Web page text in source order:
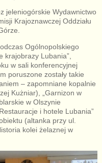
jeleniogórskie Wydawnictwo
Krajoznawczej Oddziału
Ogólnopolskiego
krajobrazy Lubania”,
w sali konferencyjnej
poruszone zostały takie
– zapomniane kopalnie
Kużniar), „Garnizon w
w Olszynie
i hotele Lubania”
(altanka przy ul.
kolei żelaznej w